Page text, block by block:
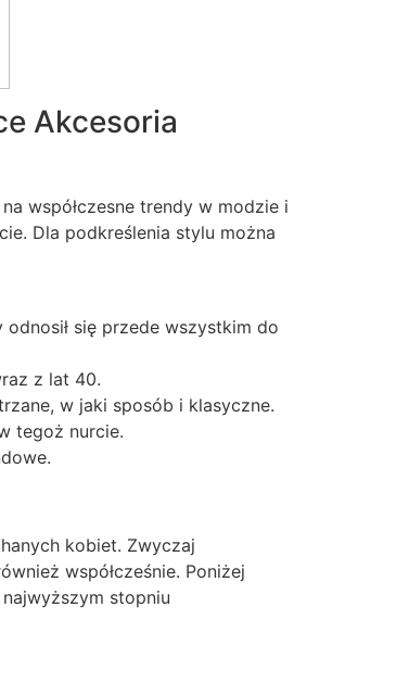
Akcesoria
współczesne trendy w modzie i
Dla podkreślenia stylu można
się przede wszystkim do
z lat 40.
w jaki sposób i klasyczne.
tegoż nurcie.
kobiet. Zwyczaj
współcześnie. Poniżej
stopniu